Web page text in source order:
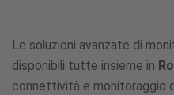
Le soluzioni avanzate di
disponibili tutte insieme in
connettività e monitoraggio